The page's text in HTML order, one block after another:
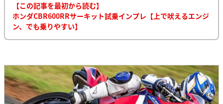
【この記事を最初から読む】
ホンダCBR600RRサーキット試乗インプレ【上で吠えるエンジ
ン、でも乗りやすい】